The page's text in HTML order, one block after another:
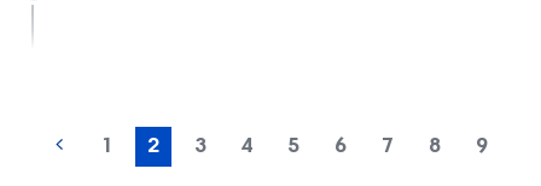
1 2 3 4 5 6 7 8 9